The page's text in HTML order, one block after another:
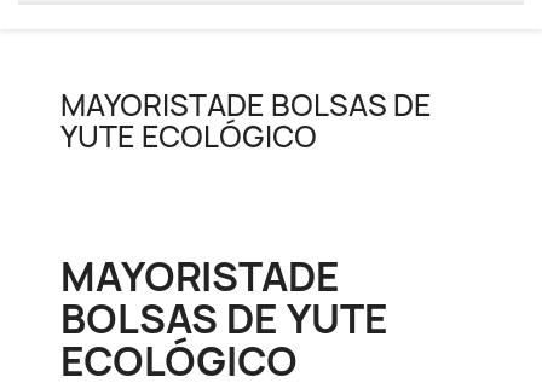
MAYORISTADE BOLSAS DE
YUTE ECOLÓGICO
MAYORISTADE
BOLSAS DE YUTE
ECOLÓGICO